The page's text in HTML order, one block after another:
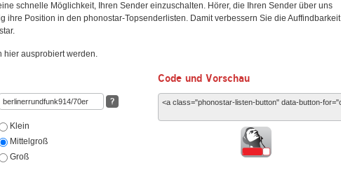
schnelle Möglichkeit, Ihren Sender einzuschalten. Hörer, die Ihren Sender über uns
ihre Position in den phonostar-Topsenderlisten. Damit verbessern Sie die Auffindbarkeit
hier ausprobiert werden.
?
Klein
Mittelgroß
Groß
Code und Vorschau